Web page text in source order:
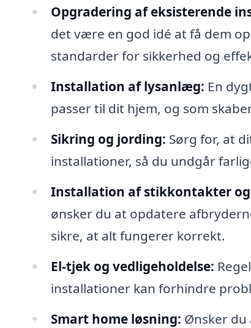
Opgradering af eksisterende
det være en god idé at få dem
standarder for sikkerhed og
Installation af lysanlæg: En
passer til dit hjem, og som
Sikring og jording: Sørg for, at
installationer, så du undgår
Installation af stikkontakter
ønsker du at opdatere
sikre, at alt fungerer korrekt.
El-tjek og vedligeholdelse:
installationer kan forhindre
Smart home løsning: Ønsker du